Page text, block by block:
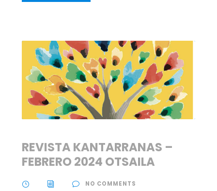
REVISTA KANTARRANAS –
FEBRERO 2024 OTSAILA
NO COMMENTS